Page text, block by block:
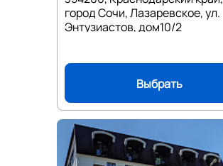
город Сочи, Лазаревское, ул.
Энтузиастов, дом10/2
Выбрать